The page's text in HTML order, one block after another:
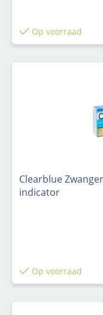
Op voorraad
Clearblue
indicator
Op voorraad